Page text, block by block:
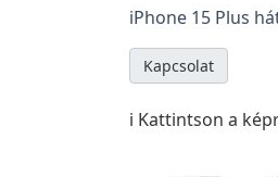
iPhone 15 Plus
Kapcsolat
ℹ️ Kattintson a